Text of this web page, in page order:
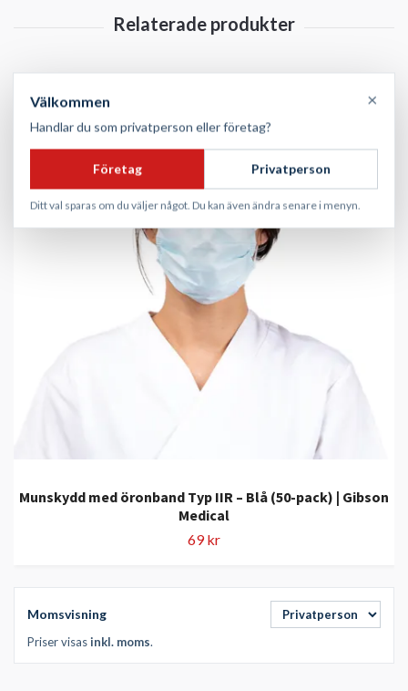
Momsvisning
Priser visasinkl. moms.
Munskydd med öronband Typ IIR – Blå (50-pack) | Gibson
Medical
69 kr
Välkommen ×
Handlar du som privatperson eller företag?
Företag Privatperson
Ditt val sparas om du väljer något. Du kan även ändra senare i menyn.